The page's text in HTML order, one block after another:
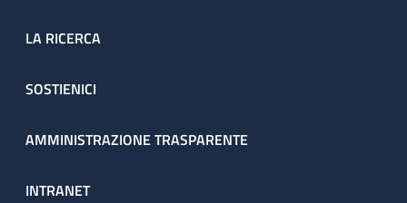
LA RICERCA
SOSTIENICI
AMMINISTRAZIONE TRASPARENTE
INTRANET